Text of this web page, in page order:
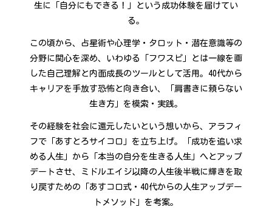
生に「自分にもできる！」という成功体験を届けてい
る。
この頃から、占星術や心理学・タロット・潜在意識等の
分野に関心を深め、いわゆる「フワスピ」とは一線を画
した自己理解と内面成長のツールとして活用。40代から
キャリアを手放す恐怖と向き合い、「肩書きに頼らない
生き方」を模索・実践。
その経験を社会に還元したいという想いから、アラフィ
フで「あすとろサイコロ」を立ち上げ。「成功を追い求
める人生」から「本当の自分を生きる人生」へとアップ
デートさせ、ミドルエイジ以降の人生後半戦に輝きを取
り戻すための「あすコロ式・40代からの人生アップデー
トメソッド」を考案。